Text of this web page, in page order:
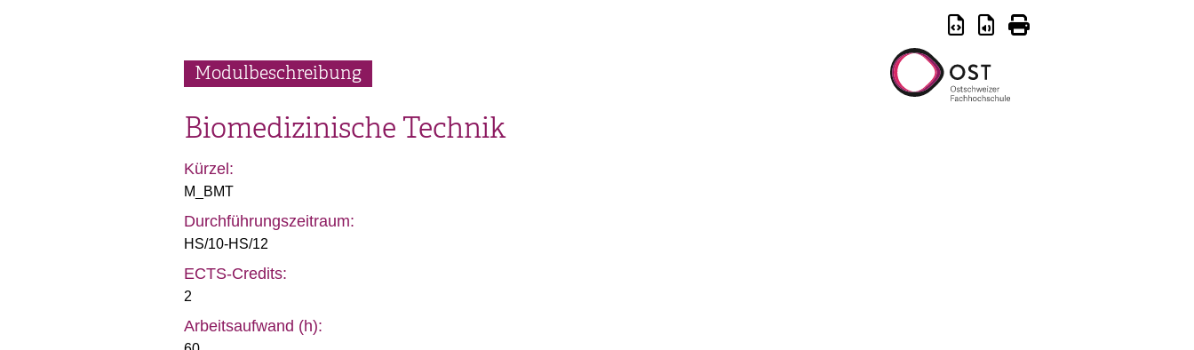
Modulbeschreibung
Biomedizinische Technik
Kürzel:
M_BMT
Durchführungszeitraum:
HS/10-HS/12
ECTS-Credits:
2
Arbeitsaufwand (h):